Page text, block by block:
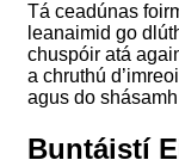
Tá ceadúnas
leanaimid go
chuspóir atá
a chruthú
agus do
Buntáistí